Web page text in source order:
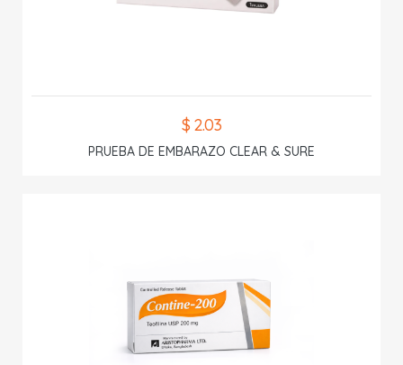
$ 2.03
PRUEBA DE EMBARAZO CLEAR & SURE